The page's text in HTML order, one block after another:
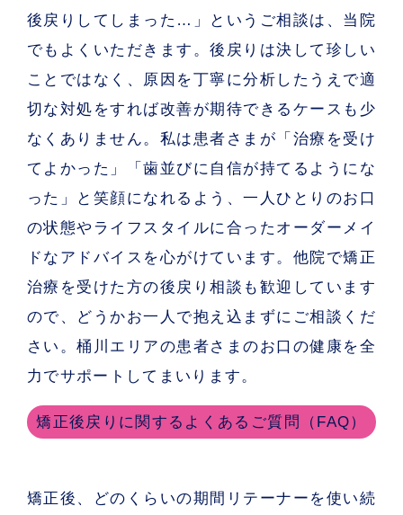
後戻りしてしまった…」というご相談は、当院
でもよくいただきます。後戻りは決して珍しい
ことではなく、原因を丁寧に分析したうえで適
切な対処をすれば改善が期待できるケースも少
なくありません。私は患者さまが「治療を受け
てよかった」「歯並びに自信が持てるようにな
った」と笑顔になれるよう、一人ひとりのお口
の状態やライフスタイルに合ったオーダーメイ
ドなアドバイスを心がけています。他院で矯正
治療を受けた方の後戻り相談も歓迎しています
ので、どうかお一人で抱え込まずにご相談くだ
さい。桶川エリアの患者さまのお口の健康を全
力でサポートしてまいります。
矯正後戻りに関するよくあるご質問（FAQ）
矯正後、どのくらいの期間リテーナーを使い続